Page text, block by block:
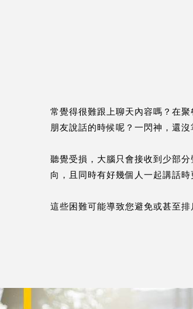
常覺得很難跟上聊天內容嗎？在
朋友說話的時候呢？一閃神，還
聽覺受損，大腦只會接收到少部
向，且同時有好幾個人一起講話時
這些困難可能導致您避免或甚至排